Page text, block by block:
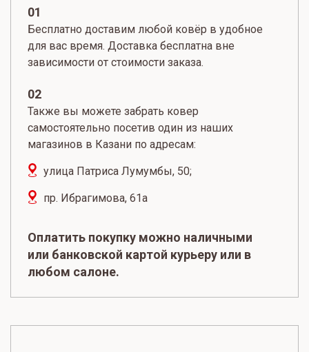
01
Бесплатно доставим любой ковёр в удобное
для вас время. Доставка бесплатна вне
зависимости от стоимости заказа.
02
Также вы можете забрать ковер
самостоятельно посетив один из наших
магазинов в Казани по адресам:
улица Патриса Лумумбы, 50;
пр. Ибрагимова, 61а
Оплатить покупку можно наличными
или банковской картой курьеру или в
любом салоне.